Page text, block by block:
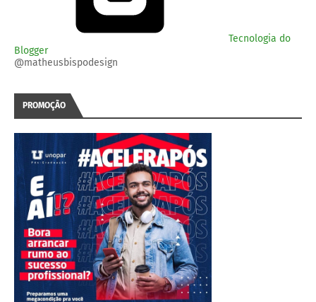
Tecnologia do
Blogger
@matheusbispodesign
PROMOÇÃO